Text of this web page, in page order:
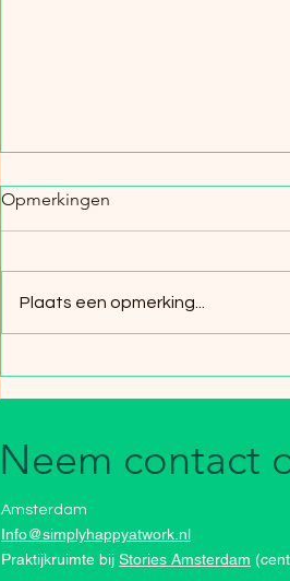
Opmerkingen
Plaats een opmerking...
Neem contact
Amsterdam
Info@simplyhappyatwork.nl
Praktijkruimte bijStories Amsterdam